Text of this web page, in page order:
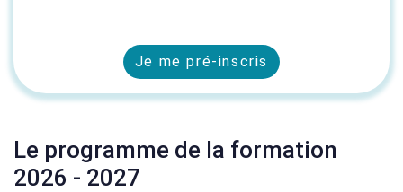
Le programme de la formation
2026 - 2027
Je me pré-inscris